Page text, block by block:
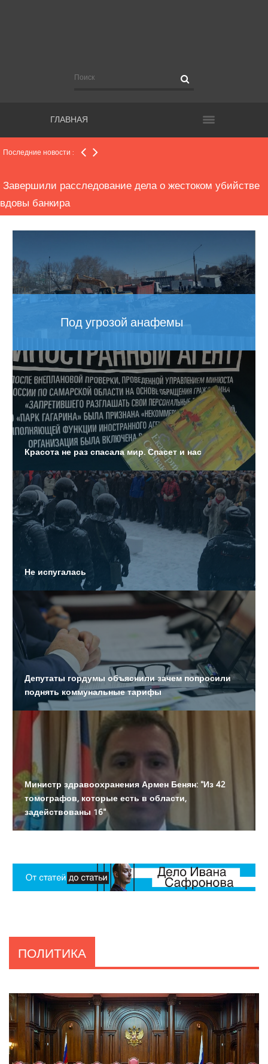
ГЛАВНАЯ
Последние новости :
Рекомендации для чиновников, участвующих в
Общественным наблюдателям, работающим на
выборах, поручат контролировать нацрпроекты
вдовы банкира
Детям-сиротам предложили выдавать жилищные
сертификаты
Дело о халатности по факту гибели Алексея Ряскова в
Власти не исключают введения нового локдауна из-за
увеличения показателей заболеваемости
коронавирусом
В области будут посмертно судить водителя,
обвиняемого в ДТП с семью погибшими
Экстренные службы проверили административные
здания города, после сообщения о минировании и
медицинских учреждений
Власти намерены за два года построить 10 школ в
регионе
Определен подрядчик на корректировку проекта
метрополитена от «Алабинской» до «Театральной»
На подъездах появились объявления об экстренной
эвакуации жителей
Составляют список детей для вакцинации от
коронавируса
Составляют список детей для вакцинации от
коронавируса
Под угрозой анафемы
Красота не раз спасала мир. Спасет и нас
Не испугалась
Депутаты гордумы объяснили зачем попросили
поднять коммунальные тарифы
Министр здравоохранения Армен Бенян: "Из 42
томографов, которые есть в области,
задействованы 16"
ПОЛИТИКА